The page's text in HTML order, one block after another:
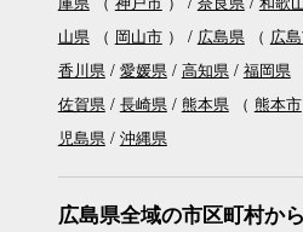
山県（ 岡山市） 広島県（ 広
香川県
愛媛県 高知県 福岡県
佐賀県
長崎県 熊本県（ 熊本市
児島県
沖縄県
広島県全域の市区町村か